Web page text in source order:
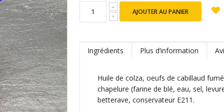
AJOUTER AU PANIER
Ingrédients
Huile de colza, oeufs de cabillaud
chapelure (farine de blé, eau, sel,
betterave, conservateur E211.
Plus d’information